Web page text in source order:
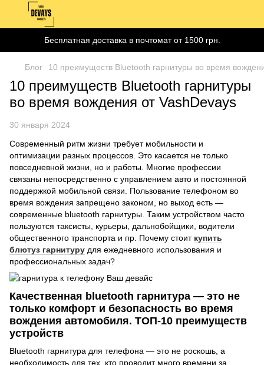
Бесплатная доставка в почтомат от 1500 грн.
Блог 10 преимуществ Bluetooth гарнитуры во время
10 преимуществ Bluetooth гарнитуры
во время вождения от VashDevays
30 января 2024
Современный ритм жизни требует мобильности и
оптимизации разных процессов. Это касается не только
повседневной жизни, но и работы. Многие профессии
связаны непосредственно с управлением авто и постоянной
поддержкой мобильной связи. Пользование телефоном во
время вождения запрещено законом, но выход есть —
современные bluetooth гарнитуры. Таким устройством часто
пользуются таксисты, курьеры, дальнобойщики, водители
общественного транспорта и пр. Почему стоит купить
блютуз гарнитуру для ежедневного использования и
профессиональных задач?
Качественная bluetooth гарнитура — это не
только комфорт и безопасность во время
вождения автомобиля. ТОП-10 преимуществ
устройств
Bluetooth гарнитура для телефона — это не роскошь, а
необходимость для тех, кто проводит много времени за